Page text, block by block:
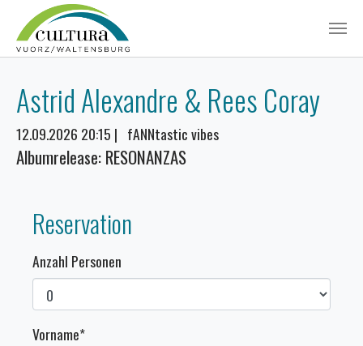
Astrid Alexandre & Rees Coray
12.09.2026 20:15 | fANNtastic vibes
Albumrelease: RESONANZAS
Reservation
Anzahl Personen
Vorname*